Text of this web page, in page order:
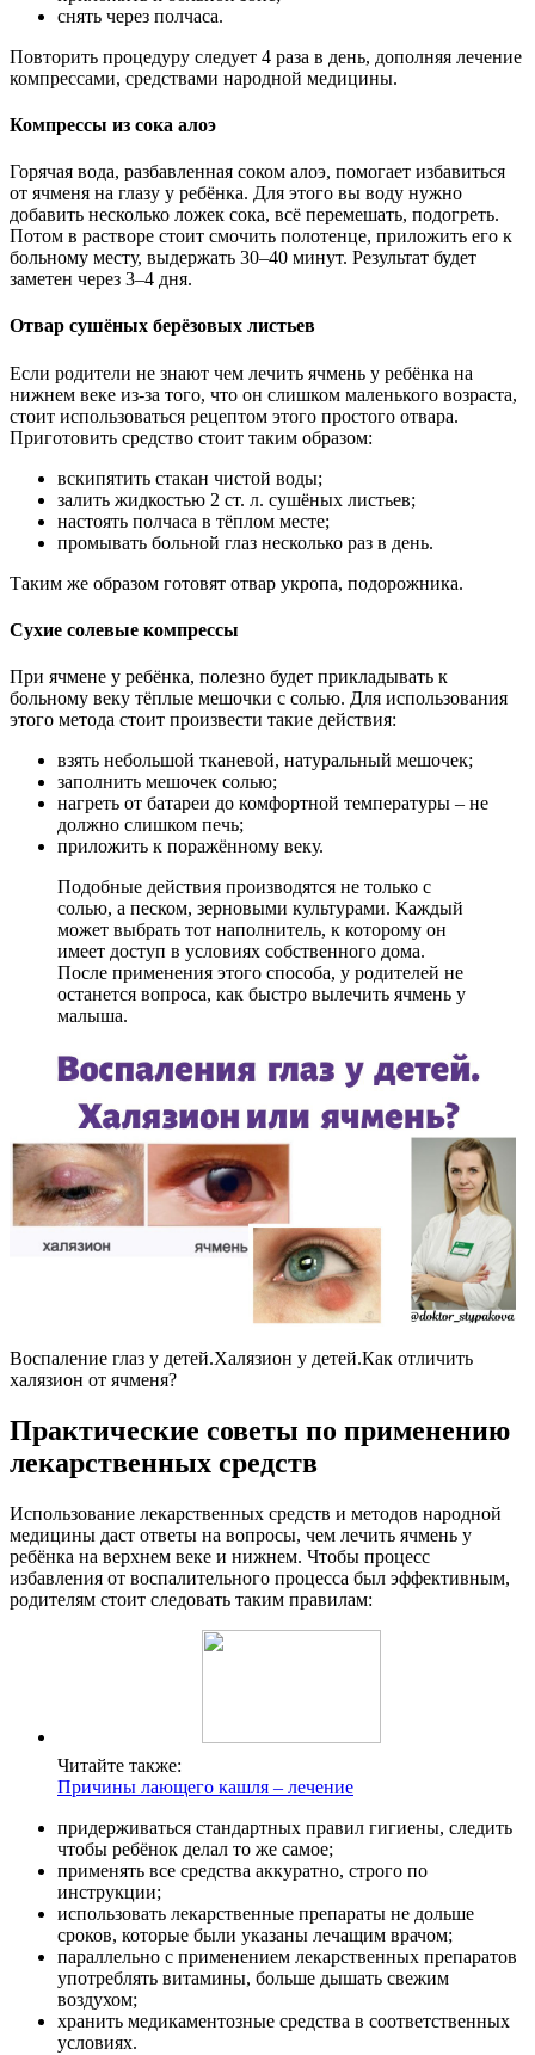
снять через полчаса.
Повторить процедуру следует 4 раза в день, дополняя лечение
компрессами, средствами народной медицины.
Компрессы из сока алоэ
Горячая вода, разбавленная соком алоэ, помогает избавиться
от ячменя на глазу у ребёнка. Для этого вы воду нужно
добавить несколько ложек сока, всё перемешать, подогреть.
Потом в растворе стоит смочить полотенце, приложить его к
больному месту, выдержать 30–40 минут. Результат будет
заметен через 3–4 дня.
Отвар сушёных берёзовых листьев
Если родители не знают чем лечить ячмень у ребёнка на
нижнем веке из-за того, что он слишком маленького возраста,
стоит использоваться рецептом этого простого отвара.
Приготовить средство стоит таким образом:
вскипятить стакан чистой воды;
залить жидкостью 2 ст. л. сушёных листьев;
настоять полчаса в тёплом месте;
промывать больной глаз несколько раз в день.
Таким же образом готовят отвар укропа, подорожника.
Сухие солевые компрессы
При ячмене у ребёнка, полезно будет прикладывать к
больному веку тёплые мешочки с солью. Для использования
этого метода стоит произвести такие действия:
взять небольшой тканевой, натуральный мешочек;
заполнить мешочек солью;
нагреть от батареи до комфортной температуры – не
должно слишком печь;
приложить к поражённому веку.
Подобные действия производятся не только с
солью, а песком, зерновыми культурами. Каждый
может выбрать тот наполнитель, к которому он
имеет доступ в условиях собственного дома.
После применения этого способа, у родителей не
останется вопроса, как быстро вылечить ячмень у
малыша.
Воспаление глаз у детей.Халязион у детей.Как отличить
халязион от ячменя?
Практические советы по применению
лекарственных средств
Использование лекарственных средств и методов народной
медицины даст ответы на вопросы, чем лечить ячмень у
ребёнка на верхнем веке и нижнем. Чтобы процесс
избавления от воспалительного процесса был эффективным,
родителям стоит следовать таким правилам:
Читайте также:
Причины лающего кашля – лечение
придерживаться стандартных правил гигиены, следить
чтобы ребёнок делал то же самое;
применять все средства аккуратно, строго по
инструкции;
использовать лекарственные препараты не дольше
сроков, которые были указаны лечащим врачом;
параллельно с применением лекарственных препаратов
употреблять витамины, больше дышать свежим
воздухом;
хранить медикаментозные средства в соответственных
условиях.